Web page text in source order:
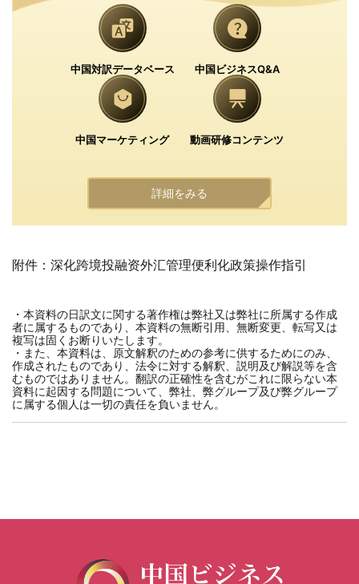
中国対訳データベース 中国ビジネスQ&A
中国マーケティング 動画研修コンテンツ
詳細をみる
附件：深化跨境投融资外汇管理便利化政策操作指引
・本資料の日訳文に関する著作権は弊社又は弊社に所属する作成
者に属するものであり、本資料の無断引用、無断変更、転写又は
複写は固くお断りいたします。
・また、本資料は、原文解釈のための参考に供するためにのみ、
作成されたものであり、法令に対する解釈、説明及び解説等を含
むものではありません。翻訳の正確性を含むがこれに限らない本
資料に起因する問題について、弊社、弊グループ及び弊グループ
に属する個人は一切の責任を負いません。